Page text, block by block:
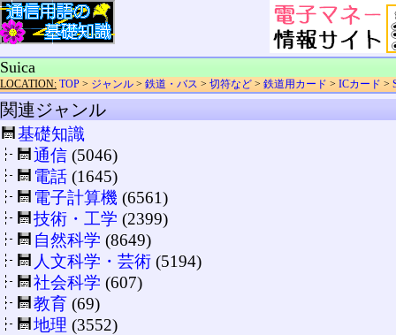
Suica
LOCATION: TOP > ジャンル > 鉄道・バス > 切符など > 鉄道用カード > ICカード >
関連ジャンル
基礎知識
通信 (5046)
電話 (1645)
電子計算機 (6561)
技術・工学 (2399)
自然科学 (8649)
人文科学・芸術 (5194)
社会科学 (607)
教育 (69)
地理 (3552)